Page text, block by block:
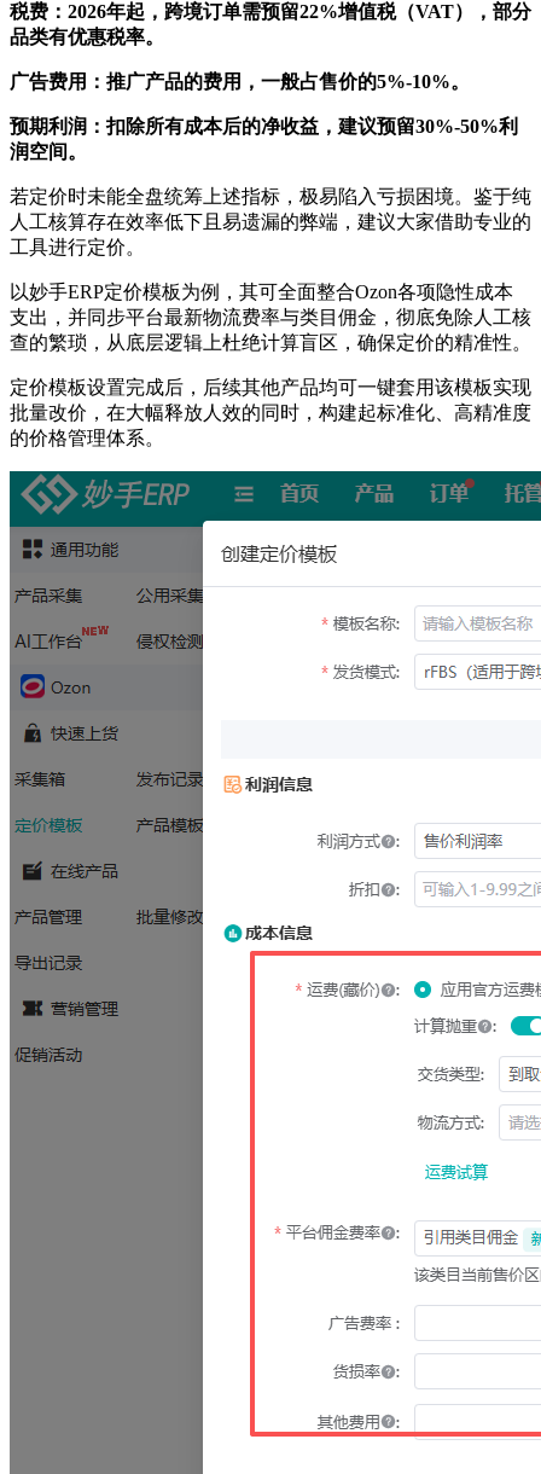
税费：2026年起，跨境订单需预留22%增值税（VAT），部分
品类有优惠税率。
广告费用：推广产品的费用，一般占售价的5%-10%。
预期利润：扣除所有成本后的净收益，建议预留30%-50%利
润空间。
若定价时未能全盘统筹上述指标，极易陷入亏损困境。鉴于纯
人工核算存在效率低下且易遗漏的弊端，建议大家借助专业的
工具进行定价。
以妙手ERP定价模板为例，其可全面整合Ozon各项隐性成本
支出，并同步平台最新物流费率与类目佣金，彻底免除人工核
查的繁琐，从底层逻辑上杜绝计算盲区，确保定价的精准性。
定价模板设置完成后，后续其他产品均可一键套用该模板实现
批量改价，在大幅释放人效的同时，构建起标准化、高精准度
的价格管理体系。